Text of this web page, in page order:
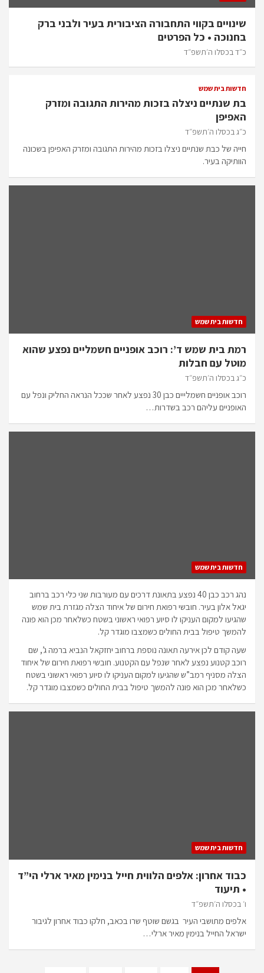
שינויים בקווי התחבורה הציבורית בעיר ולבני ברק
בחנוכה • כל הפרטים
כ״ד בכסלו ה׳תשפ״ד
חדשות בית שמש
בת שנתיים ניצלה בזכות מהירות התגובה ומזרק
האפיפן
כ״ג בכסלו ה׳תשפ״ד
חייה של כבת שנתיים ניצלו בזכות מהירות התגובה ומזרק האפיפן בשכונה
הוותיקה בעיר.
חדשות בית שמש
רמת בית שמש ד’: רוכב אופניים חשמליים נפצע שהוא
מוטל עם חבלות
כ״ג בכסלו ה׳תשפ״ד
רוכב אופניים חשמלייים כבן 30 נפצע לאחר שככל הנראה החליק ונפל עם
האופניים עליהם רכב בשדרות…
חדשות בית שמש
נהג רכב כבן 40 נפצע בתאונת דרכים עם מעורבות שני כלי רכב ברחוב
יגאל אלון בעיר. חובשי רפואת חירום של איחוד הצלה מגזרת בית שמש
שהגיעו למקום העניקו לו סיוע רפואי ראשוני בשטח כשלאחר מכן הוא פונה
להמשך טיפול בבית החולים כשמצבו מוגדר קל.
שעה קודם לכן אירעה תאונה נוספת ברחוב יחזקאל הנביא ברמה ג’, שם
רוכב קטנוע נפצע לאחר שנפל עם הקטנוע. חובשי רפואת חירום של איחוד
הצלה מסניף רמב”ש שהגיעו למקום העניקו לו סיוע רפואי ראשוני בשטח
כשלאחר מכן הוא פונה להמשך טיפול בבית החולים כשמצבו מוגדר קל.
חדשות בית שמש
כבוד אחרון: אלפים הלווית חייל בנימין מאיר ארלי הי”ד
• תיעוד
ו׳ בכסלו ה׳תשפ״ד
אלפים מתושבי העיר בגשם שוטף שרו בכאב, חלקו כבוד אחרון לגיבור
ישראל החייל בנימין מאיר ארלי…